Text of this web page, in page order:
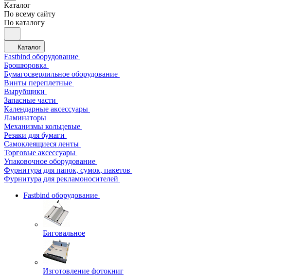
Каталог
По всему сайту
По каталогу
Каталог
Fastbind оборудование
Брошюровка
Бумагосверлильное оборудование
Винты переплетные
Вырубщики
Запасные части
Календарные аксессуары
Ламинаторы
Механизмы кольцевые
Резаки для бумаги
Самоклеящиеся ленты
Торговые аксессуары
Упаковочное оборудование
Фурнитура для папок, сумок, пакетов
Фурнитура для рекламоносителей
Fastbind оборудование
Биговальное
Изготовление фотокниг